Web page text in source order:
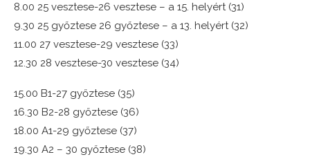
8.00 25 vesztese-26 vesztese – a 15. helyért (31)
9.30 25 győztese 26 győztese – a 13. helyért (32)
11.00 27 vesztese-29 vesztese (33)
12.30 28 vesztese-30 vesztese (34)
15.00 B1-27 győztese (35)
16.30 B2-28 győztese (36)
18.00 A1-29 győztese (37)
19.30 A2 – 30 győztese (38)